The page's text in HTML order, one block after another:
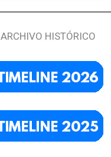
ARCHIVO HISTÓRICO